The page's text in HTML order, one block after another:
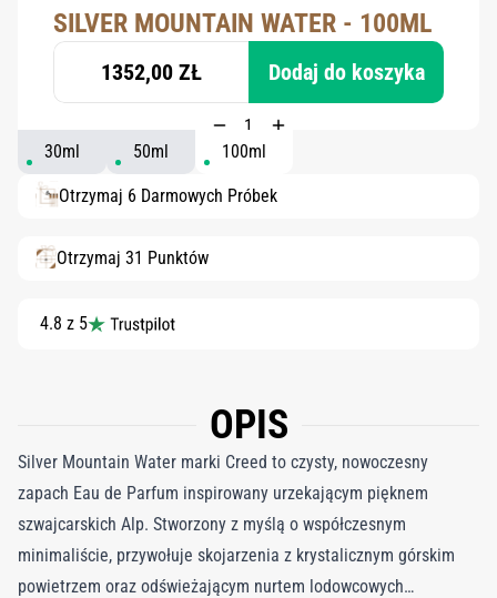
SILVER MOUNTAIN WATER - 100ML
1352,00 ZŁ Dodaj do koszyka
30ml 50ml 100ml
Otrzymaj 6 Darmowych Próbek
Otrzymaj 31 Punktów
4.8 z 5
OPIS
Silver Mountain Water marki Creed to czysty, nowoczesny
zapach Eau de Parfum inspirowany urzekającym pięknem
szwajcarskich Alp. Stworzony z myślą o współczesnym
minimaliście, przywołuje skojarzenia z krystalicznym górskim
powietrzem oraz odświeżającym nurtem lodowcowych